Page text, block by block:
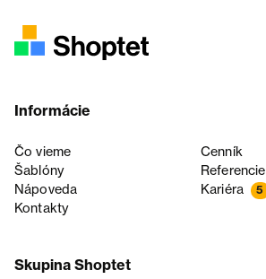
Informácie
Čo vieme
Cenník
Šablóny
Referencie
Nápoveda
Kariéra 5
Kontakty
Skupina Shoptet